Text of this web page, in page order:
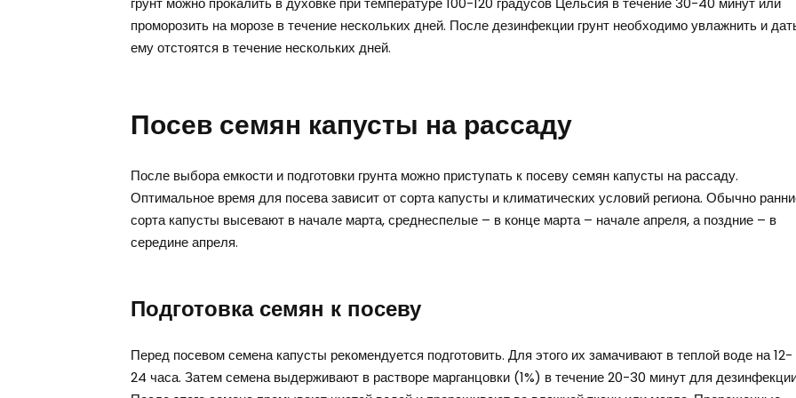
проморозить на морозе в течение нескольких дней. После дезинфекции грунт необходимо увлажнить и
ему отстоятся в течение нескольких дней.
Посев семян капусты на рассаду
После выбора емкости и подготовки грунта можно приступать к посеву семян капусты на рассаду.
Оптимальное время для посева зависит от сорта капусты и климатических условий региона. Обычно
сорта капусты высевают в начале марта, среднеспелые – в конце марта – начале апреля, а поздние – в
середине апреля.
Подготовка семян к посеву
Перед посевом семена капусты рекомендуется подготовить. Для этого их замачивают в теплой воде на 12-
24 часа. Затем семена выдерживают в растворе марганцовки (1%) в течение 20-30 минут для